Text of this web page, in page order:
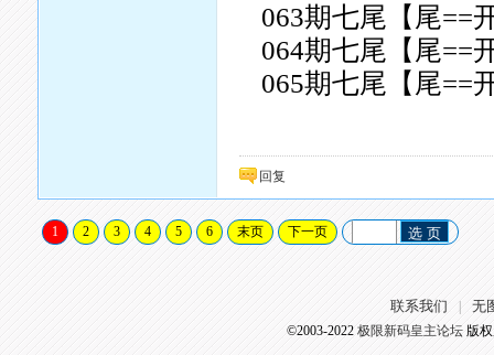
063期七尾【尾==
064期七尾【尾==
065期七尾【尾==
回复
1 2 3 4 5 6 末页 下一页 选 页
联系我们 无
©2003-2022 极限新码皇主论坛版权